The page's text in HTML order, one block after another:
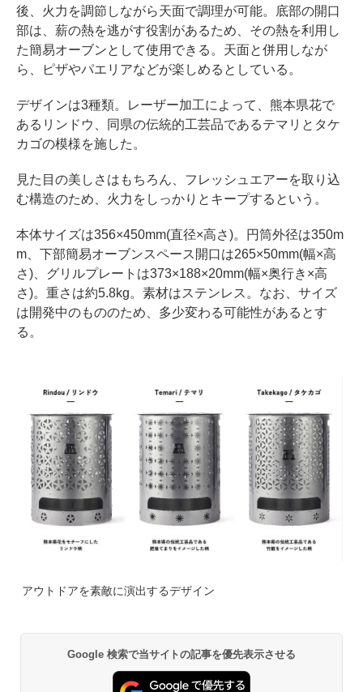
後、火力を調節しながら天面で調理が可能。底部の開口
部は、薪の熱を逃がす役割があるため、その熱を利用し
た簡易オーブンとして使用できる。天面と併用しなが
ら、ピザやパエリアなどが楽しめるとしている。
デザインは3種類。レーザー加工によって、熊本県花で
あるリンドウ、同県の伝統的工芸品であるテマリとタケ
カゴの模様を施した。
見た目の美しさはもちろん、フレッシュエアーを取り込
む構造のため、火力をしっかりとキープするという。
本体サイズは356×450mm(直径×高さ)。円筒外径は350m
m、下部簡易オーブンスペース開口は265×50mm(幅×高
さ)、グリルプレートは373×188×20mm(幅×奥行き×高
さ)。重さは約5.8kg。素材はステンレス。なお、サイズ
は開発中のもののため、多少変わる可能性があるとす
る。
アウトドアを素敵に演出するデザイン
Google 検索で当サイトの記事を優先表示させる